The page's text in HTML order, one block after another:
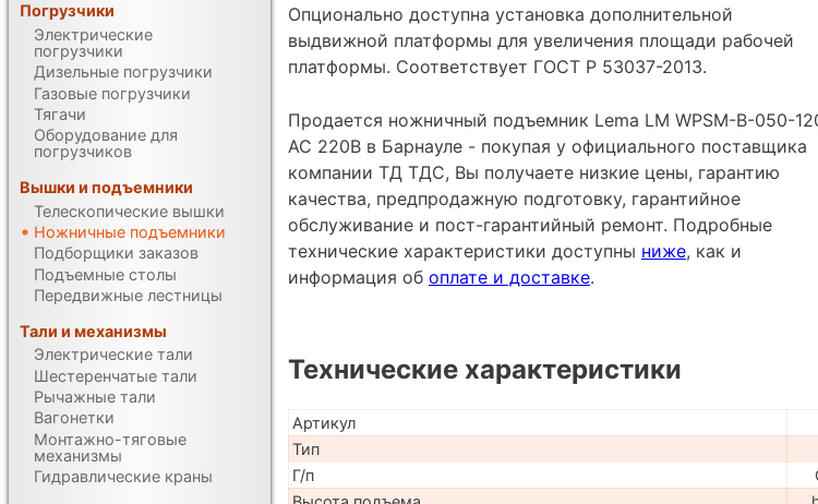
Опционально доступна установка дополнительной
выдвижной платформы для увеличения площади рабочей
платформы. Соответствует ГОСТ Р 53037-2013.
Продается ножничный подъемник Lema LM WPSM-B-050-
AC 220В в Барнауле - покупая у официального поставщика
компании ТД ТДС, Вы получаете низкие цены, гарантию
качества, предпродажную подготовку, гарантийное
обслуживание и пост-гарантийный ремонт. Подробные
технические характеристики доступны ниже, как и
информация об оплате и доставке.
Технические характеристики
Артикул
Тип
Г/п
Погрузчики
Электрические
погрузчики
Дизельные погрузчики
Газовые погрузчики
Тягачи
Оборудование для
погрузчиков
Вышки и подъемники
Телескопические вышки
Ножничные подъемники
Подборщики заказов
Подъемные столы
Передвижные лестницы
Тали и механизмы
Электрические тали
Шестеренчатые тали
Рычажные тали
Вагонетки
Монтажно-тяговые
механизмы
Гидравлические краны